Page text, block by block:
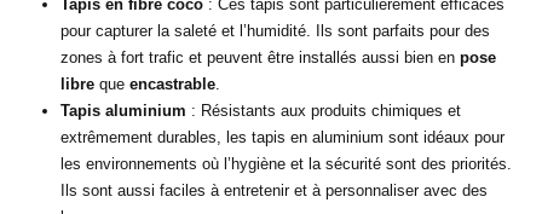
Tapis en fibre coco: Ces tapis sont particulièrement efficaces
pour capturer la saleté et l’humidité. Ils sont parfaits pour des
zones à fort trafic et peuvent être installés aussi bien en pose
libreque encastrable.
Tapis aluminium : Résistants aux produits chimiques et
extrêmement durables, les tapis en aluminium sont idéaux pour
les environnements où l’hygiène et la sécurité sont des priorités.
Ils sont aussi faciles à entretenir et à personnaliser avec des